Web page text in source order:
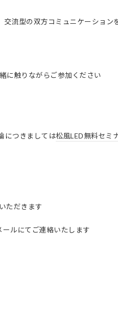
流型の双方コミュニケーション
に触りながらご参加ください
につきましては松風LED無料セミ
ただきます
ルにてご連絡いたします